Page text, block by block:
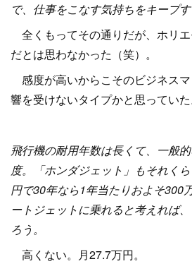
で、仕事をこなす気持ちをキープす
全くもってその通りだが、ホリ
だとは思わなかった（笑）。
感度が高いからこそのビジネス
響を受けないタイプかと思っていた
飛行機の耐用年数は長くて、一般
度。「ホンダジェット」もそれく
円で30年なら1年当たりおよそ300
ートジェットに乗れると考えれば
ろう。
高くない。月27.7万円。